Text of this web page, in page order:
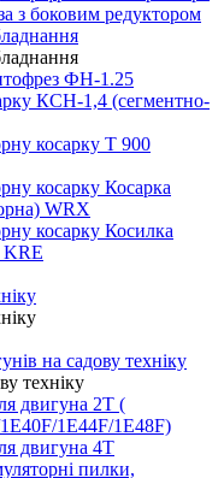
з боковим редуктором
ФН-1.25
КСН-1,4 (сегментно-
косарку T 900
косарку Косарка
WRX
косарку Косилка
KRE
на садову техніку
техніку
двигуна 2Т (
1E44F/1Е48F)
двигуна 4Т
пилки,